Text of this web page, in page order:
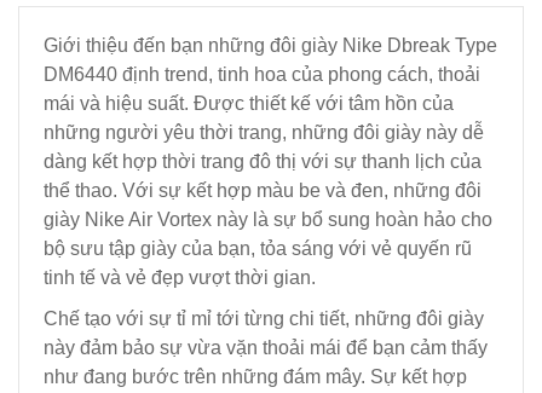
Giới thiệu đến bạn những đôi giày Nike Dbreak Type
DM6440 định trend, tinh hoa của phong cách, thoải
mái và hiệu suất. Được thiết kế với tâm hồn của
những người yêu thời trang, những đôi giày này dễ
dàng kết hợp thời trang đô thị với sự thanh lịch của
thể thao. Với sự kết hợp màu be và đen, những đôi
giày Nike Air Vortex này là sự bổ sung hoàn hảo cho
bộ sưu tập giày của bạn, tỏa sáng với vẻ quyến rũ
tinh tế và vẻ đẹp vượt thời gian.
Chế tạo với sự tỉ mỉ tới từng chi tiết, những đôi giày
này đảm bảo sự vừa vặn thoải mái để bạn cảm thấy
như đang bước trên những đám mây. Sự kết hợp